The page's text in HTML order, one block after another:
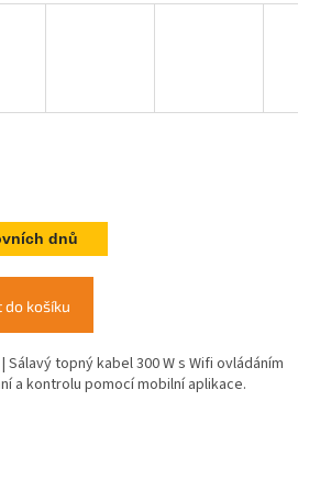
dnů
do košíku
| Sálavý topný kabel 300 W s Wifi ovládáním
a kontrolu pomocí mobilní aplikace.